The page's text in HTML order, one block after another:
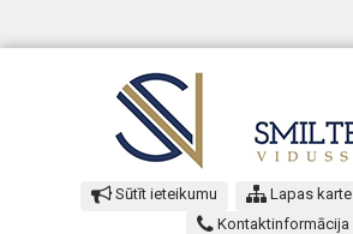
Sūtīt ieteikumu Lapas karte
Kontaktinformācija